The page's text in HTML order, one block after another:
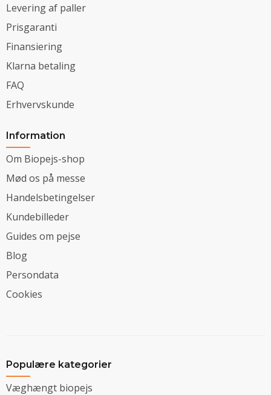
Levering af paller
Prisgaranti
Finansiering
Klarna betaling
FAQ
Erhvervskunde
Information
Om Biopejs-shop
Mød os på messe
Handelsbetingelser
Kundebilleder
Guides om pejse
Blog
Persondata
Cookies
Populære kategorier
Væghængt biopejs